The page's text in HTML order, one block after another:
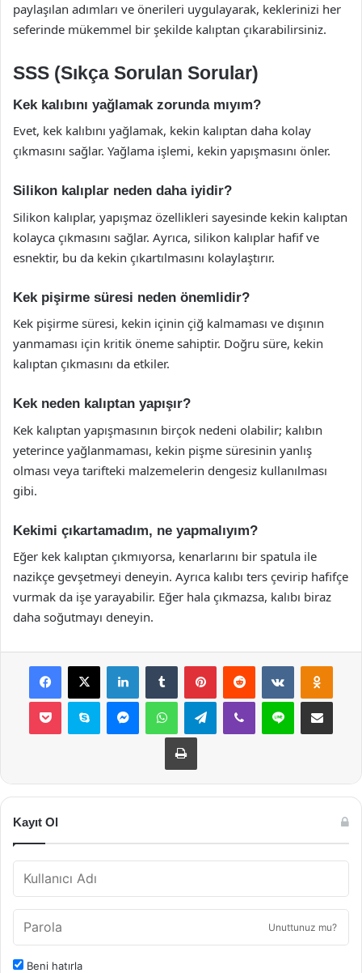
paylaşılan adımları ve önerileri uygulayarak, keklerinizi her
seferinde mükemmel bir şekilde kalıptan çıkarabilirsiniz.
SSS (Sıkça Sorulan Sorular)
Kek kalıbını yağlamak zorunda mıyım?
Evet, kek kalıbını yağlamak, kekin kalıptan daha kolay
çıkmasını sağlar. Yağlama işlemi, kekin yapışmasını önler.
Silikon kalıplar neden daha iyidir?
Silikon kalıplar, yapışmaz özellikleri sayesinde kekin kalıptan
kolayca çıkmasını sağlar. Ayrıca, silikon kalıplar hafif ve
esnektir, bu da kekin çıkartılmasını kolaylaştırır.
Kek pişirme süresi neden önemlidir?
Kek pişirme süresi, kekin içinin çiğ kalmaması ve dışının
yanmaması için kritik öneme sahiptir. Doğru süre, kekin
kalıptan çıkmasını da etkiler.
Kek neden kalıptan yapışır?
Kek kalıptan yapışmasının birçok nedeni olabilir; kalıbın
yeterince yağlanmaması, kekin pişme süresinin yanlış
olması veya tarifteki malzemelerin dengesiz kullanılması
gibi.
Kekimi çıkartamadım, ne yapmalıyım?
Eğer kek kalıptan çıkmıyorsa, kenarlarını bir spatula ile
nazikçe gevşetmeyi deneyin. Ayrıca kalıbı ters çevirip hafifçe
vurmak da işe yarayabilir. Eğer hala çıkmazsa, kalıbı biraz
daha soğutmayı deneyin.
Facebook
X LinkedInTumblr PinterestReddit VKontakte
Pocket Skype MessengerWhatsAppTelegramViber Line E-Posta ile
Yazdır
Kayıt Ol
Unuttunuz mu?
Beni hatırla